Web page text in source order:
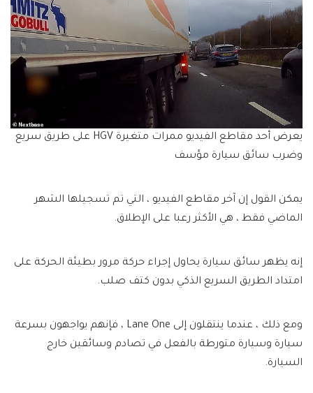
يعرض أحد مقاطع الفيديو ممرات متغيرة HGV على طريق سريع
وضرب سائق سيارة مؤسف
يمكن القول إن آخر مقاطع الفيديو ، التي تم تسجيلها الشهر
الماضي فقط ، هي الأكثر رعبا على الإطلاق.
إنه يظهر سائق سيارة يحاول إجراء حركة مرور بطيئة الحركة على
امتداد الطريق السريع الذكي بدون كتف صلب.
ومع ذلك ، عندما ينتقلون إلى Lane One ، فإنهم يواجهون بسرعة
سيارة وسيارة متورطة بالفعل في تصادم وسائقين خارج
السيارة.